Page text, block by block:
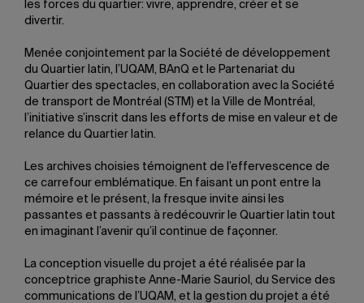
les forces du quartier: vivre, apprendre, créer et se
divertir.
Menée conjointement par la Société de développement
du Quartier latin, l’UQAM, BAnQ et le Partenariat du
Quartier des spectacles, en collaboration avec la Société
de transport de Montréal (STM) et la Ville de Montréal,
l’initiative s’inscrit dans les efforts de mise en valeur et de
relance du Quartier latin.
Les archives choisies témoignent de l’effervescence de
ce carrefour emblématique. En faisant un pont entre la
mémoire et le présent, la fresque invite ainsi les
passantes et passants à redécouvrir le Quartier latin tout
en imaginant l’avenir qu’il continue de façonner.
La conception visuelle du projet a été réalisée par la
conceptrice graphiste Anne-Marie Sauriol, du Service des
communications de l’UQAM, et la gestion du projet a été